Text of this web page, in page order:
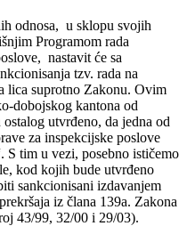
odnosa, u sklopu svojih
Programom rada
nastavit će sa
tzv. rada na
lica suprotno Zakonu. Ovim
dobojskog kantona od
utvrđeno, da jedna od
za inspekcijske poslove
S tim u vezi, posebno ističemo
kod kojih bude utvrđeno
sankcionisani izdavanjem
iz člana 139a. Zakona
43/99, 32/00 i 29/03).